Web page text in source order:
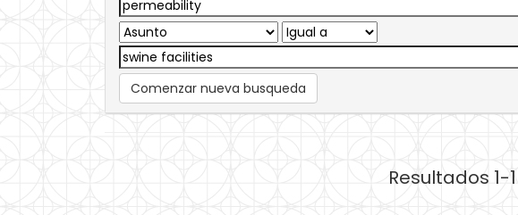
Comenzar nueva busqueda
Resultados 1-1